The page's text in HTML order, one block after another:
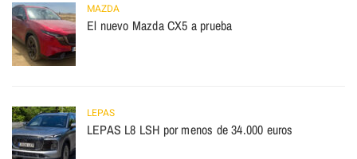
MAZDA
El nuevo Mazda CX5 a prueba
LEPAS
LEPAS L8 LSH por menos de 34.000 euros